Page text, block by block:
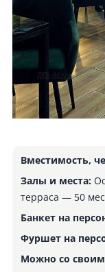
Вместимость,
Залы и места:
терраса — 50
Банкет на
Фуршет на
Можно со